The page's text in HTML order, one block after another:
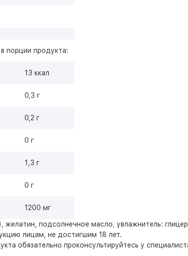
порции продукта:
13 ккал
0,3 г
0,2 г
0 г
1,3 г
0 г
1200 мг
желатин, подсолнечное масло, увлажнитель:
лицам, не достигшим 18 лет.
обязательно проконсультируйтесь у